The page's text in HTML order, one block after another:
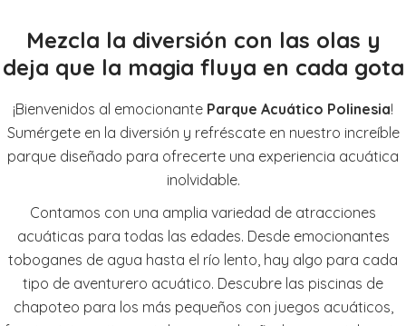
Mezcla la diversión con las olas y
deja que la magia fluya en cada gota
¡Bienvenidos al emocionante Parque Acuático Polinesia!
Sumérgete en la diversión y refréscate en nuestro increíble
parque diseñado para ofrecerte una experiencia acuática
inolvidable.
Contamos con una amplia variedad de atracciones
acuáticas para todas las edades. Desde emocionantes
toboganes de agua hasta el río lento, hay algo para cada
tipo de aventurero acuático. Descubre las piscinas de
chapoteo para los más pequeños con juegos acuáticos,